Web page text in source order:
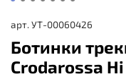
арт. УТ-00060426
Ботинки
Crodarossa Hi